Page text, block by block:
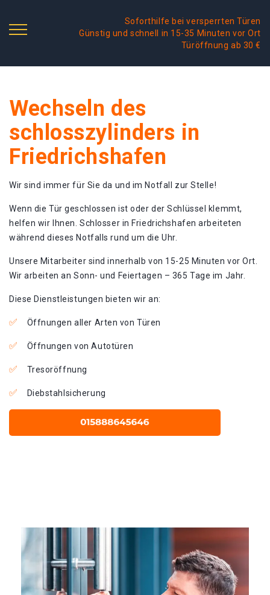
Soforthilfe bei versperrten Türen
Günstig und schnell in 15-35 Minuten vor Ort
Türöffnung ab 30 €
Wechseln des
schlosszylinders in
Friedrichshafen
Wir sind immer für Sie da und im Notfall zur Stelle!
Wenn die Tür geschlossen ist oder der Schlüssel klemmt,
helfen wir Ihnen. Schlosser in Friedrichshafen arbeiteten
während dieses Notfalls rund um die Uhr.
Unsere Mitarbeiter sind innerhalb von 15-25 Minuten vor Ort.
Wir arbeiten an Sonn- und Feiertagen – 365 Tage im Jahr.
Diese Dienstleistungen bieten wir an:
Öffnungen aller Arten von Türen
Öffnungen von Autotüren
Tresoröffnung
Diebstahlsicherung